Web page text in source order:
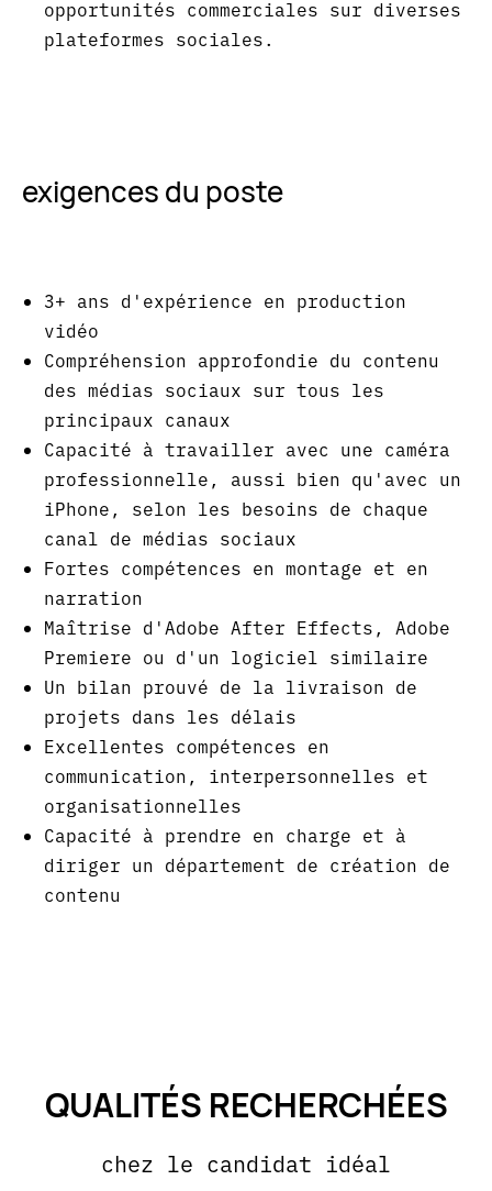
opportunités commerciales sur diverses
plateformes sociales.
exigences du poste
3+ ans d'expérience en production
vidéo
Compréhension approfondie du contenu
des médias sociaux sur tous les
principaux canaux
Capacité à travailler avec une caméra
professionnelle, aussi bien qu'avec un
iPhone, selon les besoins de chaque
canal de médias sociaux
Fortes compétences en montage et en
narration
Maîtrise d'Adobe After Effects, Adobe
Premiere ou d'un logiciel similaire
Un bilan prouvé de la livraison de
projets dans les délais
Excellentes compétences en
communication, interpersonnelles et
organisationnelles
Capacité à prendre en charge et à
diriger un département de création de
contenu
QUALITÉS RECHERCHÉES
chez le candidat idéal